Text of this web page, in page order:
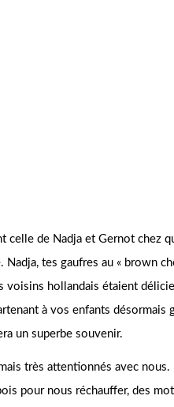
celle de Nadja et Gernot chez
Nadja, tes gaufres au « brown
voisins hollandais étaient
à vos enfants désormais
un superbe souvenir.
très attentionnés avec
pour nous réchauffer, des